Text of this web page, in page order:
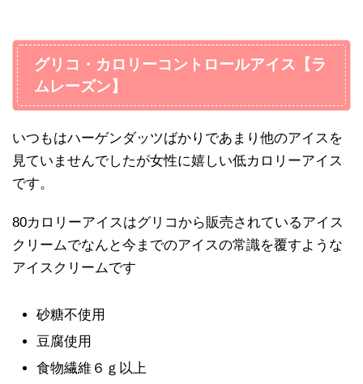
グリコ・カロリーコントロールアイス【ラ
ムレーズン】
いつもはハーゲンダッツばかりであまり他のアイスを
見ていませんでしたが女性に嬉しい低カロリーアイス
です。
80カロリーアイスはグリコから販売されているアイス
クリームでなんと今までのアイスの常識を覆すような
アイスクリームです
砂糖不使用
豆腐使用
食物繊維６ｇ以上